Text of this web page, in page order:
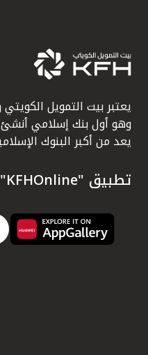
يعتبر بيت التمويل
يعد من أكبر البنوك
تطبيق "KFHOnline" للهواتف الذكية